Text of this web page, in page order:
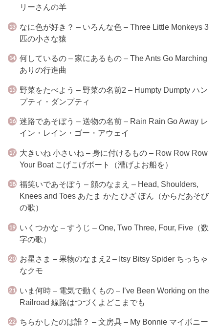
リーさんの羊
なに色が好き？ – いろんな色 – Three Little Monkeys 3
匹の小さな猿
何しているの – 家にあるもの – The Ants Go Marching
ありの行進曲
野菜をたべよう – 野菜の名前2 – Humpty Dumpty ハン
プティ・ダンプティ
迷路であそぼう – 送物の名前 – Rain Rain Go Away レ
イン・レイン・ゴー・アウェイ
大きいね 小さいね – 身に付けるもの – Row Row Row
Your Boat こげこげボート（漕げよお船を）
福笑いであそぼう – 顔のなまえ – Head, Shoulders,
Knees and Toes あたま かた ひざ ぽん（からだあそび
の歌）
いくつかな – すうじ – One, Two Three, Four, Five（数
字の歌）
お星さま – 果物のなまえ2 – Itsy Bitsy Spider ちっちゃ
なクモ
いま何時 – 電気で動くもの – I’ve Been Working on the
Railroad 線路はつづくよどこまでも
ちらかしたのは誰？ – 文房具 – My Bonnie マイボニー